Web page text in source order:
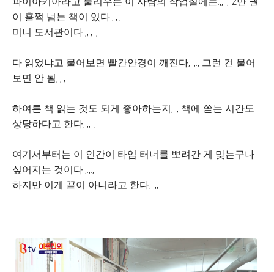
이 훌쩍 넘는 책이 있다.,.,.,
미니 도서관이다.,,.,..,
다 읽었냐고 물어보면 빨간안경이 깨진다,..,., 그런 건 물어
보면 안 됨,.,.,
하여튼 책 읽는 것도 되게 좋아하는지,.., 책에 쏟는 시간도
상당하다고 한다,.,,..,
여기서부터는 이 인간이 타임 터너를 뽀려간 게 맞는구나
싶어지는 것이다.,.,.,
하지만 이게 끝이 아니라고 한다,..,,